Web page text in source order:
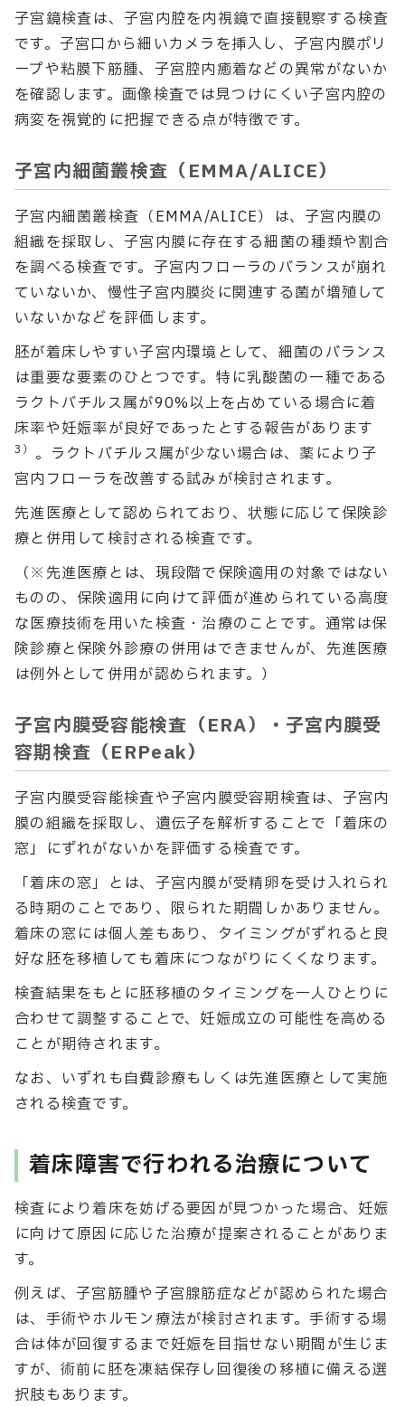
子宮鏡検査は、子宮内腔を内視鏡で直接観察する検査
です。子宮口から細いカメラを挿入し、子宮内膜ポリ
ープや粘膜下筋腫、子宮腔内癒着などの異常がないか
を確認します。画像検査では見つけにくい子宮内腔の
病変を視覚的に把握できる点が特徴です。
子宮内細菌叢検査（EMMA/ALICE）
子宮内細菌叢検査（EMMA/ALICE）は、子宮内膜の
組織を採取し、子宮内膜に存在する細菌の種類や割合
を調べる検査です。子宮内フローラのバランスが崩れ
ていないか、慢性子宮内膜炎に関連する菌が増殖して
いないかなどを評価します。
胚が着床しやすい子宮内環境として、細菌のバランス
は重要な要素のひとつです。特に乳酸菌の一種である
ラクトバチルス属が90%以上を占めている場合に着
床率や妊娠率が良好であったとする報告があります
3） 。ラクトバチルス属が少ない場合は、薬により子
宮内フローラを改善する試みが検討されます。
先進医療として認められており、状態に応じて保険診
療と併用して検討される検査です。
（※先進医療とは、現段階で保険適用の対象ではない
ものの、保険適用に向けて評価が進められている高度
な医療技術を用いた検査・治療のことです。通常は保
険診療と保険外診療の併用はできませんが、先進医療
は例外として併用が認められます。）
子宮内膜受容能検査（ERA）・子宮内膜受
容期検査（ERPeak）
子宮内膜受容能検査や子宮内膜受容期検査は、子宮内
膜の組織を採取し、遺伝子を解析することで「着床の
窓」にずれがないかを評価する検査です。
「着床の窓」とは、子宮内膜が受精卵を受け入れられ
る時期のことであり、限られた期間しかありません。
着床の窓には個人差もあり、タイミングがずれると良
好な胚を移植しても着床につながりにくくなります。
検査結果をもとに胚移植のタイミングを一人ひとりに
合わせて調整することで、妊娠成立の可能性を高める
ことが期待されます。
なお、いずれも自費診療もしくは先進医療として実施
される検査です。
着床障害で行われる治療について
検査により着床を妨げる要因が見つかった場合、妊娠
に向けて原因に応じた治療が提案されることがありま
す。
例えば、子宮筋腫や子宮腺筋症などが認められた場合
は、手術やホルモン療法が検討されます。手術する場
合は体が回復するまで妊娠を目指せない期間が生じま
すが、術前に胚を凍結保存し回復後の移植に備える選
択肢もあります。